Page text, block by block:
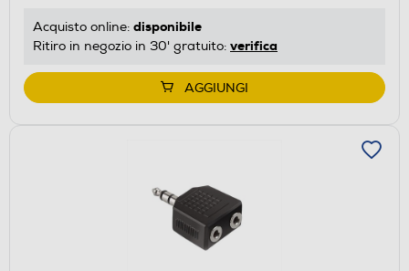
Acquisto online: disponibile
Ritiro in negozio in 30' gratuito: verifica
AGGIUNGI